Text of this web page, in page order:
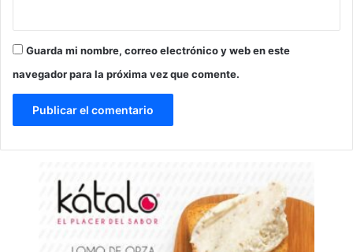
Guarda mi nombre, correo electrónico y web en este
navegador para la próxima vez que comente.